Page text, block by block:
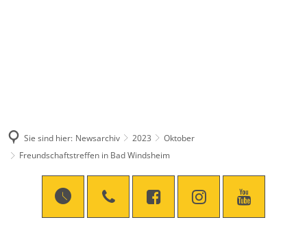
Sie sind hier: Newsarchiv 2023
Oktober
Freundschaftstreffen in Bad Windsheim